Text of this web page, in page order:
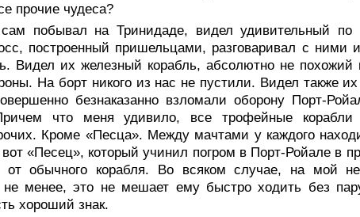
прочие чудеса?
побывал на Тринидаде, видел удивительный по
построенный пришельцами, разговаривал с ними
Видел их железный корабль, абсолютно не
На борт никого из нас не пустили. Видел также
безнаказанно взломали оборону Порт-
что меня удивило, все трофейные корабли
Кроме «Песца». Между мачтами у каждого
«Песец», который учинил погром в Порт-Ройале в
обычного корабля. Во всяком случае, на мой
не менее, это не мешает ему быстро ходить без
хороший знак.